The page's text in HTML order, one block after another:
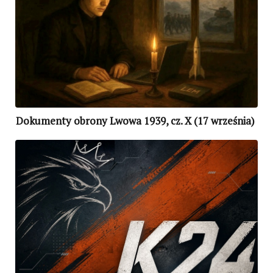
Dokumenty obrony Lwowa 1939, cz. X (17 września)